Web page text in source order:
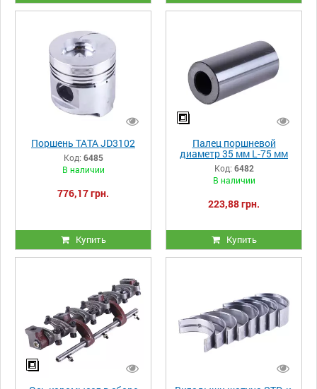
Поршень ТАТА JD3102
Код: 6485
В наличии
776,17 грн.
Купить
Палец поршневой
диаметр 35 мм L-75 мм
JD3102
Код: 6482
В наличии
223,88 грн.
Купить